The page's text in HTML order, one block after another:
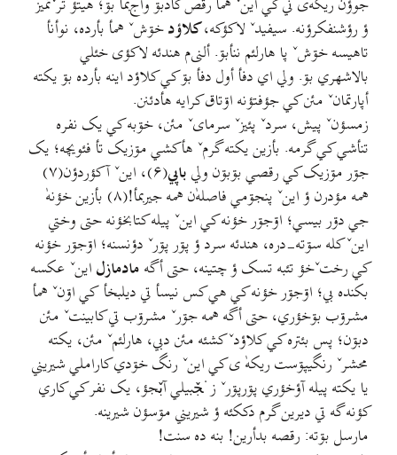
جوؤن ريکهٰ‌ى ني کي اينˇ همأ رقص کأدبۊ واج‌بمأ بۊ؛ هيتؤ ترˇتميز
ؤ رؤشنفکرؤنه. سيفيدˇ لاکؤکه،کلاؤدخۊشˇ همأ بأرده، نوأنأ
تاهيسه خۊشˇ پا هارلئم ننأبۊ. ألنی‌م هندئه لاکؤى خئلي
بالاشهري بۊ. ولي اي دفأ أول دفأ بۊ کي کلاؤد اينه بأرده بۊ يکته
أپارتمانˇ مئن کي جؤفتؤنه اۊتاق کرايه هأدئنن.
زمسؤنˇ پيش، سردˇ پئيزˇ سرماىˇ مئن، خۊبه کي يک نفره
تنأشي کي گرمه. بأزين يکته گرمˇ هأکشي مۊزيک تأ فئويچه؛ يک
جۊر مۊزيک کي رقصي بۊبۊن ولي باپي
(۶)، اينˇ آکؤردؤن(۷)
همه مؤدرن ؤ اينˇ پنجۊمي فاصلهٰ‌ن همه جيربمأ!(۸) بأزين خؤنهٰ
جي دۊر بيسي؛ اۊجۊر خؤنه کي اينˇ پيله کتابخؤنه حتى وختي
اينˇ کله سۊته-دره، هندئه سرد ؤ پۊر پۊرˇ دؤنسنه؛ اۊجۊر خؤنه
کي رختˇخؤ تئبه تسک ؤ چتينه، حتی أگه مادمازل اينˇ عکسه
بکنده بي؛ اۊجۊر خؤنه کي هي کس نيسأ تي ديلبخأ کي اۊنˇ همأ
مشرۊب بۊخؤري، حتى أگه همه جۊرˇ مشرۊب تي کابينتˇ مئن
دبۊن؛ پس بئتره کي کلاؤدˇ کشئه مئن دبي، هارلئمˇ مئن، يکته
محشرˇ رنگيپۊست ريکهٰ ی کي اينˇ رنگ خۊدي کاراملي شيريني
يا يکته پيله آؤخؤري پۊرپۊرˇ زنجٚبيلي آبٚجؤ، یک نفر کي کاري
کؤنه گه تي ديرين گرم دککئه ؤ شيريني مۊسؤن شيرينه.
مارسل بۊته: رقصه بدأرين! بنه ده سنت!